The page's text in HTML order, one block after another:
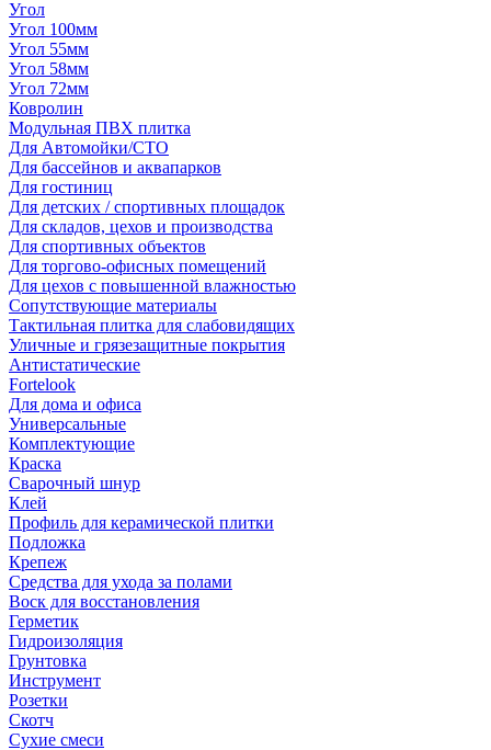
Угол
Угол 100мм
Угол 55мм
Угол 58мм
Угол 72мм
Ковролин
Модульная ПВХ плитка
Для Автомойки/СТО
Для бассейнов и аквапарков
Для гостиниц
Для детских / спортивных площадок
Для складов, цехов и производства
Для спортивных объектов
Для торгово-офисных помещений
Для цехов с повышенной влажностью
Сопутствующие материалы
Тактильная плитка для слабовидящих
Уличные и грязезащитные покрытия
Антистатические
Fortelook
Для дома и офиса
Универсальные
Комплектующие
Краска
Сварочный шнур
Клей
Профиль для керамической плитки
Подложка
Крепеж
Средства для ухода за полами
Воск для восстановления
Герметик
Гидроизоляция
Грунтовка
Инструмент
Розетки
Скотч
Сухие смеси